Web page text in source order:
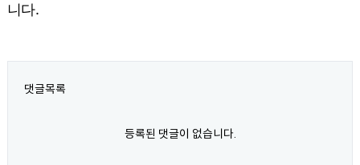
니다.
댓글목록
등록된 댓글이 없습니다.